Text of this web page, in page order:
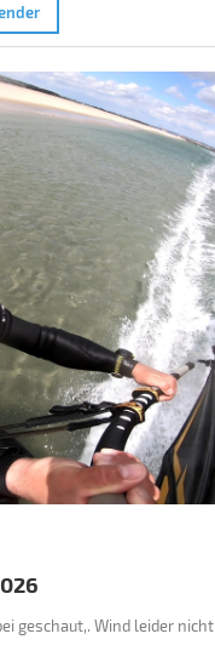
geschaut,. Wind leider